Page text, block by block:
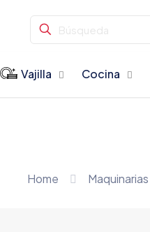
Vajilla Cocina
Home Maquinarias